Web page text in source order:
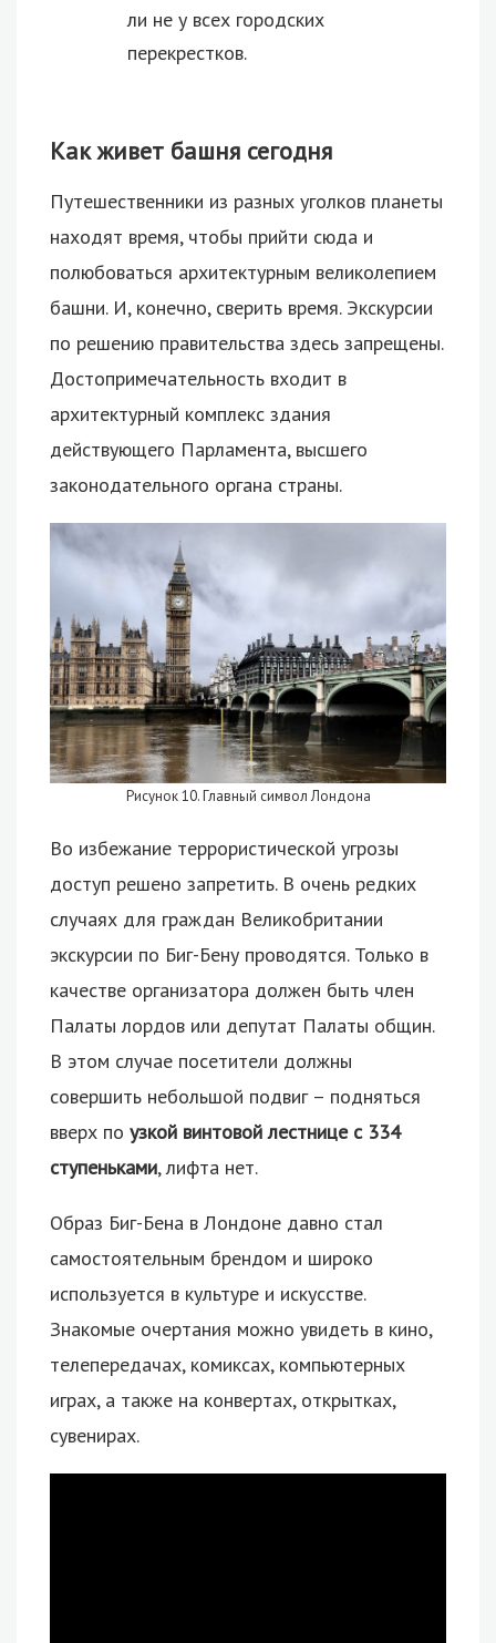
ли не у всех городских
перекрестков.
Как живет башня сегодня
Путешественники из разных уголков планеты
находят время, чтобы прийти сюда и
полюбоваться архитектурным великолепием
башни. И, конечно, сверить время. Экскурсии
по решению правительства здесь запрещены.
Достопримечательность входит в
архитектурный комплекс здания
действующего Парламента, высшего
законодательного органа страны.
Рисунок 10. Главный символ Лондона
Во избежание террористической угрозы
доступ решено запретить. В очень редких
случаях для граждан Великобритании
экскурсии по Биг-Бену проводятся. Только в
качестве организатора должен быть член
Палаты лордов или депутат Палаты общин.
В этом случае посетители должны
совершить небольшой подвиг – подняться
вверх по узкой винтовой лестнице с 334
ступеньками, лифта нет.
Образ Биг-Бена в Лондоне давно стал
самостоятельным брендом и широко
используется в культуре и искусстве.
Знакомые очертания можно увидеть в кино,
телепередачах, комиксах, компьютерных
играх, а также на конвертах, открытках,
сувенирах.